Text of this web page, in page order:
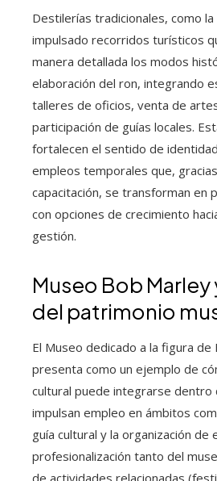
Destilerías tradicionales, como
impulsado recorridos turísticos
manera detallada los modos
elaboración del ron, integrando
talleres de oficios, venta de
participación de guías locales.
fortalecen el sentido de
empleos temporales que,
capacitación, se transforman en
con opciones de crecimiento
gestión.
Museo Bob
del patrimonio
El Museo dedicado a la figura de
presenta como un ejemplo de
cultural puede integrarse dentro
impulsan empleo en ámbitos
guía cultural y la organización de
profesionalización tanto del